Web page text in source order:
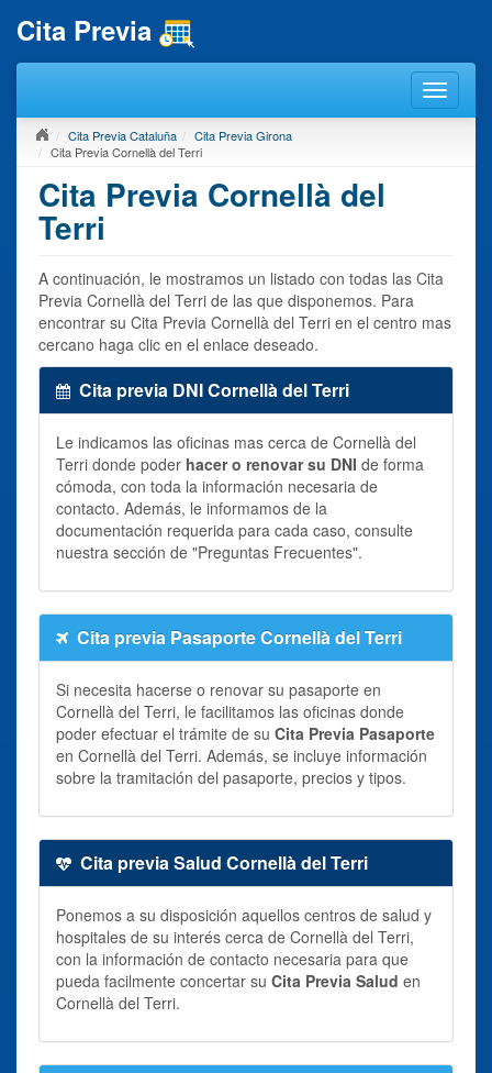
Cita Previa
Cita Previa Cataluña
Cita Previa Girona
Cita Previa Cornellà del Terri
Cita Previa Cornellà del
Terri
A continuación, le mostramos un listado con todas las Cita
Previa Cornellà del Terri de las que disponemos. Para
encontrar su Cita Previa Cornellà del Terri en el centro mas
cercano haga clic en el enlace deseado.
Cita previa DNI Cornellà del Terri
Le indicamos las oficinas mas cerca de Cornellà del
Terri donde poder hacer o renovar su DNI de forma
cómoda, con toda la información necesaria de
contacto. Además, le informamos de la
documentación requerida para cada caso, consulte
nuestra sección de "Preguntas Frecuentes".
Cita previa Pasaporte Cornellà del Terri
Si necesita hacerse o renovar su pasaporte en
Cornellà del Terri, le facilitamos las oficinas donde
poder efectuar el trámite de su Cita Previa Pasaporte
en Cornellà del Terri. Además, se incluye información
sobre la tramitación del pasaporte, precios y tipos.
Cita previa Salud Cornellà del Terri
Ponemos a su disposición aquellos centros de salud y
hospitales de su interés cerca de Cornellà del Terri,
con la información de contacto necesaria para que
pueda facilmente concertar su Cita Previa Salud en
Cornellà del Terri.